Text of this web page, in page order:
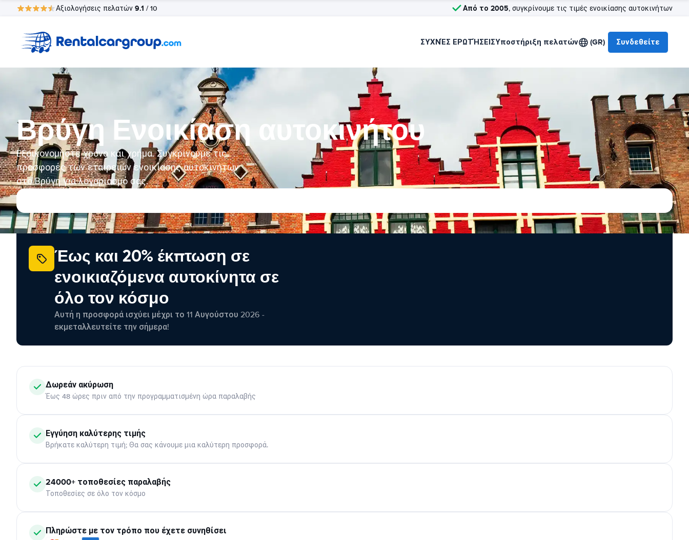
Αξιολογήσεις πελατών 9.1 / 10 Από το 2005, συγκρίνουμε τις τιμές ενοικίασης αυτοκινήτων
ΣΥΧΝΈΣ ΕΡΩΤΉΣΕΙΣΥποστήριξη πελατών (GR) Συνδεθείτε
Βρύγη Ενοικίαση αυτοκινήτου
Εξοικονομήστε χρόνο και χρήμα. Συγκρίνουμε τις
προσφορές των εταιρειών ενοικίασης αυτοκινήτων
στο Βρύγη για λογαριασμό σας.
Έως και 20% έκπτωση σε
ενοικιαζόμενα αυτοκίνητα σε
όλο τον κόσμο
Αυτή η προσφορά ισχύει μέχρι το 11 Αυγούστου 2026 -
εκμεταλλευτείτε την σήμερα!
Δωρεάν ακύρωση
Έως 48 ώρες πριν από την προγραμματισμένη ώρα παραλαβής
Εγγύηση καλύτερης τιμής
Βρήκατε καλύτερη τιμή; Θα σας κάνουμε μια καλύτερη προσφορά.
24000+ τοποθεσίες παραλαβής
Τοποθεσίες σε όλο τον κόσμο
Πληρώστε με τον τρόπο που έχετε συνηθίσει